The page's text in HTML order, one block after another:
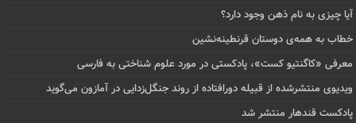
آیا چیزی به نام ذهن وجود دارد؟
خطاب به همه‌ی دوستان قرنطینه‌نشین
معرفی «کاگنتیو کست»، پادکستی در مورد علوم شناختی به فارسی
ویدیوی منتشرشده از قبیله دورافتاده‌ از روند جنگل‌زدایی در آمازون می‌گوید
پادکست قندهار منتشر شد